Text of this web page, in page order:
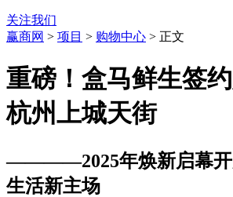
关注我们
赢商网 > 项目 > 购物中心 > 正文
重磅！盒马鲜生签
杭州上城天街
————2025年焕新启幕开
生活新主场